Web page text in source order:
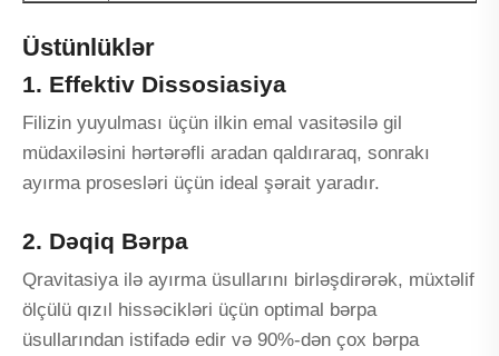
Üstünlüklər
1. Effektiv Dissosiasiya
Filizin yuyulması üçün ilkin emal vasitəsilə gil
müdaxiləsini hərtərəfli aradan qaldıraraq, sonrakı
ayırma prosesləri üçün ideal şərait yaradır.
2. Dəqiq Bərpa
Qravitasiya ilə ayırma üsullarını birləşdirərək, müxtəlif
ölçülü qızıl hissəcikləri üçün optimal bərpa
üsullarından istifadə edir və 90%-dən çox bərpa